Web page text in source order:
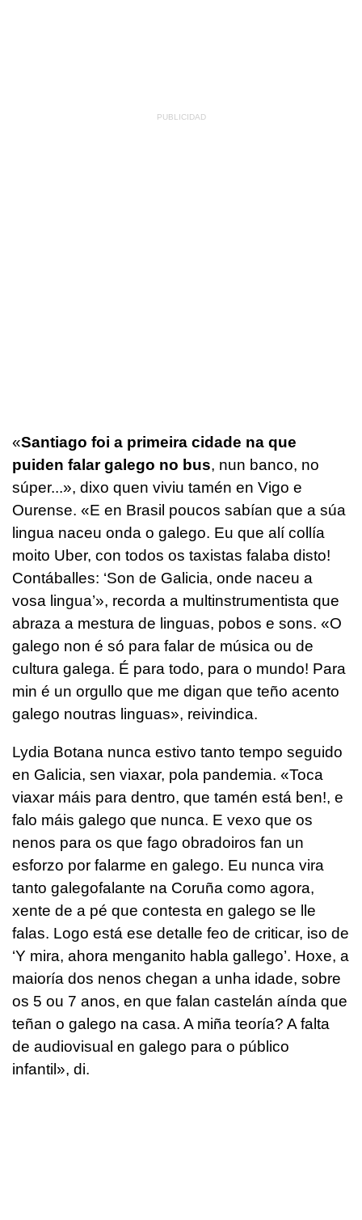
«Santiago foi a primeira cidade na que
puiden falar galego no bus, nun banco, no
súper...», dixo quen viviu tamén en Vigo e
Ourense. «E en Brasil poucos sabían que a súa
lingua naceu onda o galego. Eu que alí collía
moito Uber, con todos os taxistas falaba disto!
Contáballes: ‘Son de Galicia, onde naceu a
vosa lingua’», recorda a multinstrumentista que
abraza a mestura de linguas, pobos e sons. «O
galego non é só para falar de música ou de
cultura galega. É para todo, para o mundo! Para
min é un orgullo que me digan que teño acento
galego noutras linguas», reivindica.
Lydia Botana nunca estivo tanto tempo seguido
en Galicia, sen viaxar, pola pandemia. «Toca
viaxar máis para dentro, que tamén está ben!, e
falo máis galego que nunca. E vexo que os
nenos para os que fago obradoiros fan un
esforzo por falarme en galego. Eu nunca vira
tanto galegofalante na Coruña como agora,
xente de a pé que contesta en galego se lle
falas. Logo está ese detalle feo de criticar, iso de
‘Y mira, ahora menganito habla gallego’. Hoxe, a
maioría dos nenos chegan a unha idade, sobre
os 5 ou 7 anos, en que falan castelán aínda que
teñan o galego na casa. A miña teoría? A falta
de audiovisual en galego para o público
infantil», di.